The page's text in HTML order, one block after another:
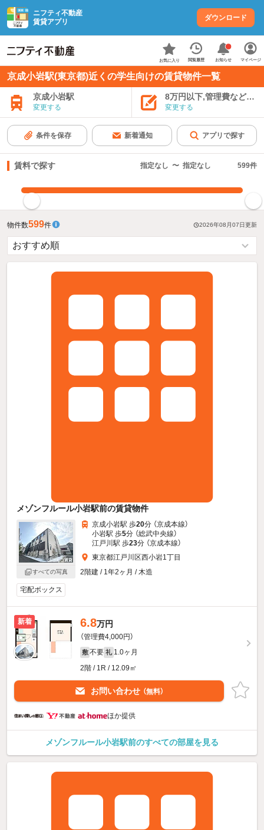
ニフティ不動産
賃貸アプリ
ダウンロード
お気に入り 閲覧履歴 お知らせ マイページ
京成小岩駅(東京都)近くの学生向けの賃貸物件一覧
京成小岩駅
変更する
8万円以下,管理費など込み
変更する
条件を保存 新着通知 アプリで探す
賃料で探す 指定なし 〜 指定なし 599件
物件数599件 2026年08月07日更新
メゾンフルール小岩駅前の賃貸物件
すべての写真
京成小岩駅 歩20分 （京成本線）
小岩駅 歩5分 （総武中央線）
江戸川駅 歩23分 （京成本線）
東京都江戸川区西小岩1丁目
2階建 / 1年2ヶ月 / 木造
宅配ボックス
新着 6.8万円
（管理費4,000円）
敷 不要 礼 1.0ヶ月
2階 / 1R / 12.09㎡
お問い合わせ （無料）
ほか提供
メゾンフルール小岩駅前のすべての部屋を見る